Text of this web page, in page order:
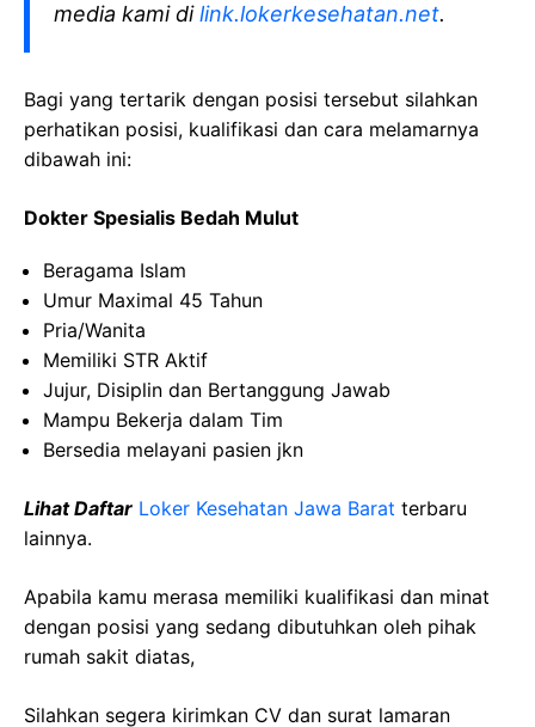
media kami dilink.lokerkesehatan.net.
Bagi yang tertarik dengan posisi tersebut silahkan
perhatikan posisi, kualifikasi dan cara melamarnya
dibawah ini:
Dokter Spesialis Bedah Mulut
Beragama Islam
Umur Maximal 45 Tahun
Pria/Wanita
Memiliki STR Aktif
Jujur, Disiplin dan Bertanggung Jawab
Mampu Bekerja dalam Tim
Bersedia melayani pasien jkn
Lihat Daftar Loker Kesehatan Jawa Barat terbaru
lainnya.
Apabila kamu merasa memiliki kualifikasi dan minat
dengan posisi yang sedang dibutuhkan oleh pihak
rumah sakit diatas,
Silahkan segera kirimkan CV dan surat lamaran